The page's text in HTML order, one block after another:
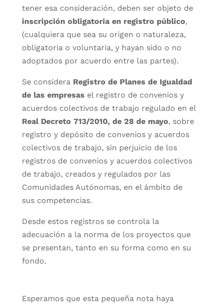
tener esa consideración, deben ser objeto de
inscripción obligatoria en registro público,
(cualquiera que sea su origen o naturaleza,
obligatoria o voluntaria, y hayan sido o no
adoptados por acuerdo entre las partes).
Se considera Registro de Planes de Igualdad
de las empresas el registro de convenios y
acuerdos colectivos de trabajo regulado en el
Real Decreto 713/2010, de 28 de mayo, sobre
registro y depósito de convenios y acuerdos
colectivos de trabajo, sin perjuicio de los
registros de convenios y acuerdos colectivos
de trabajo, creados y regulados por las
Comunidades Autónomas, en el ámbito de
sus competencias.
Desde estos registros se controla la
adecuación a la norma de los proyectos que
se presentan, tanto en su forma como en su
fondo.
Esperamos que esta pequeña nota haya